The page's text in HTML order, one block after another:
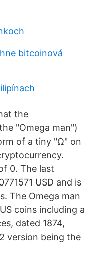
bitcoinová
the
"Omega man")
of a tiny "Ω" on
0. The last
USD and is
The Omega man
coins including a
dated 1874,
version being the